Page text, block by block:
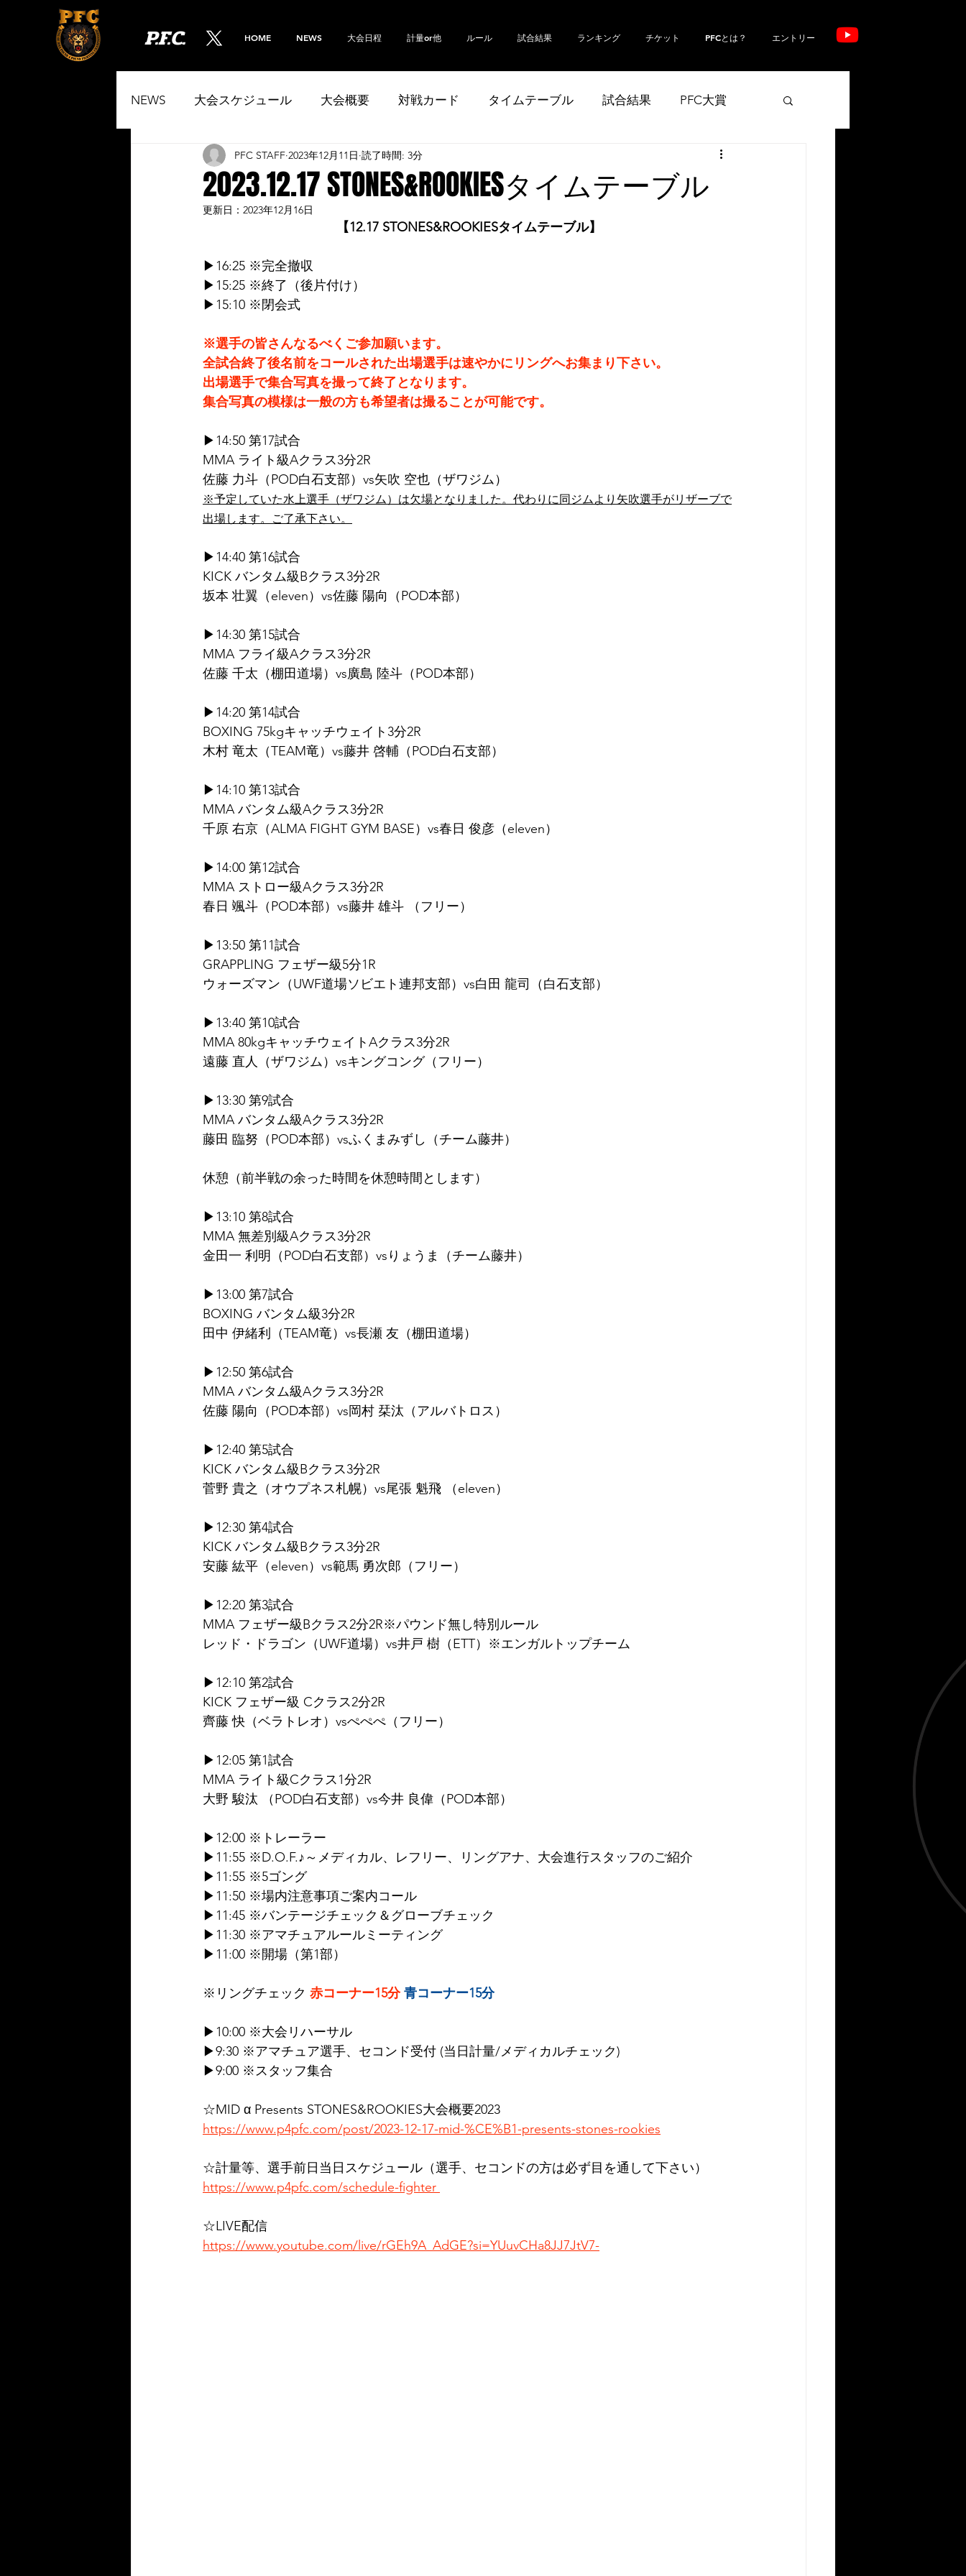
P.F.C. HOME NEWS 大会日程 計量or他 ルール 試合結果 ランキング チケット PFCとは？ エントリー
NEWS 大会スケジュール 大会概要 対戦カード タイムテーブル 試合結果 PFC大賞
お知らせ
2023.12.17 STONES&ROOKIESタイムテーブル
PFC STAFF 2023年12月11日 読了時間: 3分
更新日： 2023年12月16日
【12.17 STONES&ROOKIESタイムテーブル】
▶16:25 ※完全撤収
▶15:25 ※終了（後片付け）
▶15:10 ※閉会式
※選手の皆さんなるべくご参加願います。
全試合終了後名前をコールされた出場選手は速やかにリングへお集まり下さい。
出場選手で集合写真を撮って終了となります。
集合写真の模様は一般の方も希望者は撮ることが可能です。
▶14:50 第17試合
MMA ライト級Aクラス3分2R
佐藤 力斗（POD白石支部）vs矢吹 空也（ザワジム）
※予定していた水上選手（ザワジム）は欠場となりました。代わりに同ジムより矢吹選手がリザーブで
出場します。ご了承下さい。
▶14:40 第16試合
KICK バンタム級Bクラス3分2R
坂本 壮翼（eleven）vs佐藤 陽向（POD本部）
▶14:30 第15試合
MMA フライ級Aクラス3分2R
佐藤 千太（棚田道場）vs廣島 陸斗（POD本部）
▶14:20 第14試合
BOXING 75kgキャッチウェイト3分2R
木村 竜太（TEAM竜）vs藤井 啓輔（POD白石支部）
▶14:10 第13試合
MMA バンタム級Aクラス3分2R
千原 右京（ALMA FIGHT GYM BASE）vs春日 俊彦（eleven）
▶14:00 第12試合
MMA ストロー級Aクラス3分2R
春日 颯斗（POD本部）vs藤井 雄斗 （フリー）
▶13:50 第11試合
GRAPPLING フェザー級5分1R
ウォーズマン（UWF道場ソビエト連邦支部）vs白田 龍司（白石支部）
▶13:40 第10試合
MMA 80kgキャッチウェイトAクラス3分2R
遠藤 直人（ザワジム）vsキングコング（フリー）
▶13:30 第9試合
MMA バンタム級Aクラス3分2R
藤田 臨努（POD本部）vsふくまみずし（チーム藤井）
休憩（前半戦の余った時間を休憩時間とします）
▶13:10 第8試合
MMA 無差別級Aクラス3分2R
金田一 利明（POD白石支部）vsりょうま（チーム藤井）
▶13:00 第7試合
BOXING バンタム級3分2R
田中 伊緒利（TEAM竜）vs長瀬 友（棚田道場）
▶12:50 第6試合
MMA バンタム級Aクラス3分2R
佐藤 陽向（POD本部）vs岡村 栞汰（アルバトロス）
▶12:40 第5試合
KICK バンタム級Bクラス3分2R
菅野 貴之（オウプネス札幌）vs尾張 魁飛 （eleven）
▶12:30 第4試合
KICK バンタム級Bクラス3分2R
安藤 紘平（eleven）vs範馬 勇次郎（フリー）
▶12:20 第3試合
MMA フェザー級Bクラス2分2R※パウンド無し特別ルール
レッド・ドラゴン（UWF道場）vs井戸 樹（ETT）※エンガルトップチーム
▶12:10 第2試合
KICK フェザー級 Cクラス2分2R
齊藤 快（ベラトレオ）vsぺぺぺ（フリー）
▶12:05 第1試合
MMA ライト級Cクラス1分2R
大野 駿汰 （POD白石支部）vs今井 良偉（POD本部）
▶12:00 ※トレーラー
▶11:55 ※D.O.F.♪～メディカル、レフリー、リングアナ、大会進行スタッフのご紹介
▶11:55 ※5ゴング
▶11:50 ※場内注意事項ご案内コール
▶11:45 ※バンテージチェック＆グローブチェック
▶11:30 ※アマチュアルールミーティング
▶11:00 ※開場（第1部）
※リングチェック 赤コーナー15分 青コーナー15分
▶10:00 ※大会リハーサル
▶9:30 ※アマチュア選手、セコンド受付 (当日計量/メディカルチェック)
▶9:00 ※スタッフ集合
☆MID α Presents STONES&ROOKIES大会概要2023
https://www.p4pfc.com/post/2023-12-17-mid-%CE%B1-presents-stones-rookies
☆計量等、選手前日当日スケジュール（選手、セコンドの方は必ず目を通して下さい）
https://www.p4pfc.com/schedule-fighter
☆LIVE配信
https://www.youtube.com/live/rGEh9A_AdGE?si=YUuvCHa8JJ7JtV7-